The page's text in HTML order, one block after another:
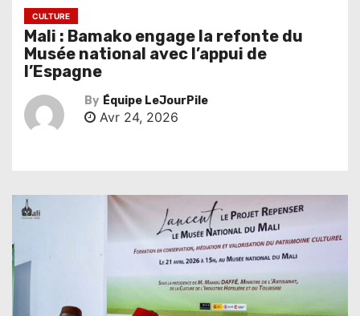
CULTURE
Mali : Bamako engage la refonte du
Musée national avec l’appui de
l’Espagne
By Équipe LeJourPile
Avr 24, 2026